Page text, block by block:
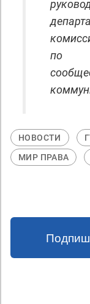
по
НОВОСТИ
МИР ПРАВА